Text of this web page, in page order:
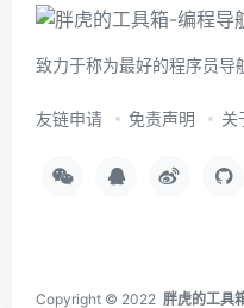
致力于称为最好的程序员导
友链申请 免责声明 关
Copyright © 2022 胖虎的工具